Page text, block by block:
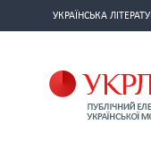
УКРАЇНСЬКА